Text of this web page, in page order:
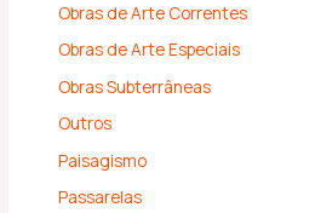
Obras de Arte Correntes
Obras de Arte Especiais
Obras Subterrâneas
Outros
Paisagismo
Passarelas